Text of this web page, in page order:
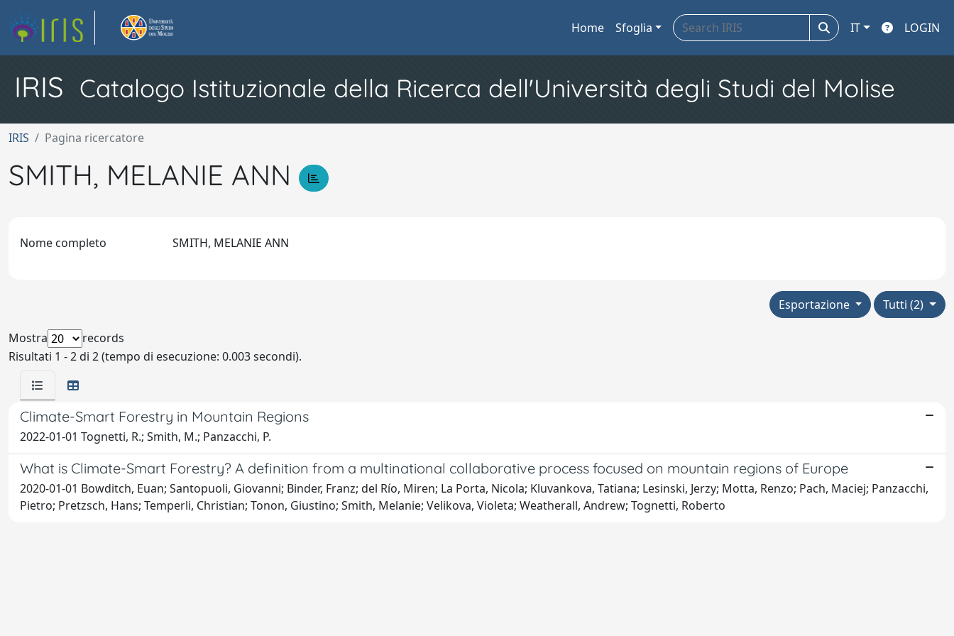
Home Sfoglia IT LOGIN
IRIS Catalogo Istituzionale della Ricerca dell'Università degli Studi del Molise
IRIS Pagina ricercatore
SMITH, MELANIE ANN
Nome completo SMITH, MELANIE ANN
Tutti (2)
Esportazione
Mostra
records
Risultati 1 - 2 di 2 (tempo di esecuzione: 0.003 secondi).
Climate-Smart Forestry in Mountain Regions
2022-01-01 Tognetti, R.; Smith, M.; Panzacchi, P.
What is Climate-Smart Forestry? A definition from a multinational collaborative process focused on mountain regions of Europe
2020-01-01 Bowditch, Euan; Santopuoli, Giovanni; Binder, Franz; del Río, Miren; La Porta, Nicola; Kluvankova, Tatiana; Lesinski, Jerzy; Motta, Renzo; Pach, Maciej; Panzacchi,
Pietro; Pretzsch, Hans; Temperli, Christian; Tonon, Giustino; Smith, Melanie; Velikova, Violeta; Weatherall, Andrew; Tognetti, Roberto